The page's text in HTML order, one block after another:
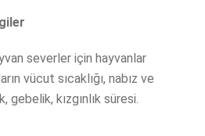
severler için hayvanlar
vücut sıcaklığı, nabız ve
gebelik, kızgınlık süresi.